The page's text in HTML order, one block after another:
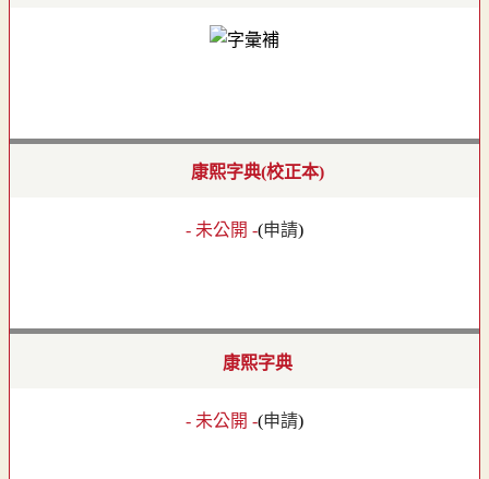
康熙字典(校正本)
- 未公開 -(申請)
康熙字典
- 未公開 -(申請)